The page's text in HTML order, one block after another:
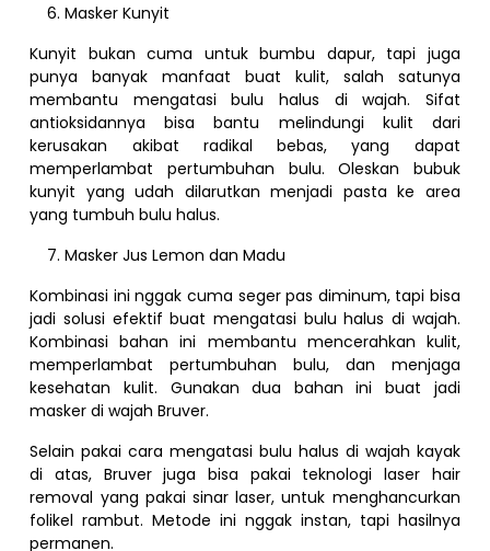
Masker Kunyit
Kunyit bukan cuma untuk bumbu dapur, tapi juga
punya banyak manfaat buat kulit, salah satunya
membantu mengatasi bulu halus di wajah. Sifat
antioksidannya bisa bantu melindungi kulit dari
kerusakan akibat radikal bebas, yang dapat
memperlambat pertumbuhan bulu. Oleskan bubuk
kunyit yang udah dilarutkan menjadi pasta ke area
yang tumbuh bulu halus.
Masker Jus Lemon dan Madu
Kombinasi ini nggak cuma seger pas diminum, tapi bisa
jadi solusi efektif buat mengatasi bulu halus di wajah.
Kombinasi bahan ini membantu mencerahkan kulit,
memperlambat pertumbuhan bulu, dan menjaga
kesehatan kulit. Gunakan dua bahan ini buat jadi
masker di wajah Bruver.
Selain pakai cara mengatasi bulu halus di wajah kayak
di atas, Bruver juga bisa pakai teknologi laser hair
removal yang pakai sinar laser, untuk menghancurkan
folikel rambut. Metode ini nggak instan, tapi hasilnya
permanen.